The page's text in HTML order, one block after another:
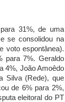
31%, de uma
se consolidou na
voto espontânea).
para 7%. Geraldo
4%, João Amoêdo
Silva (Rede), que
de 6% para 2%,
eleitoral do PT